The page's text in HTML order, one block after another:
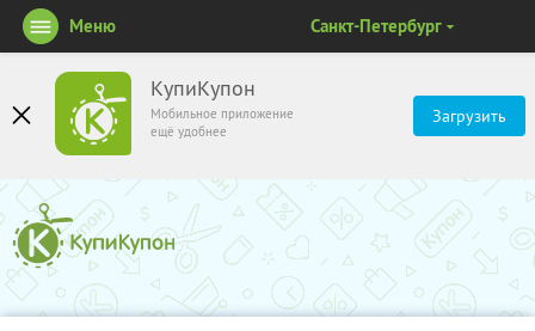
КупиКупон
Мобильное приложение
ещё удобнее
Загрузить
Меню Санкт-Петербург